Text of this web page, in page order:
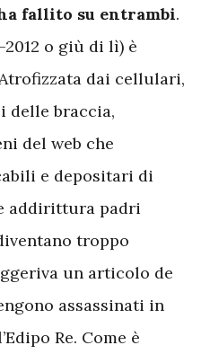
fallito su entrambi.
2012 o giù di lì) è
dai cellulari,
delle braccia,
del web che
e depositari di
addirittura padri
troppo
un articolo de
assassinati in
Re. Come è